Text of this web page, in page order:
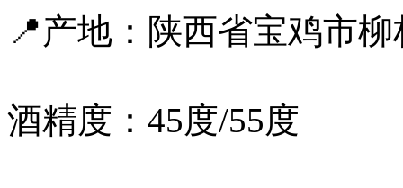
📍产地：陕西省宝鸡市柳
酒精度：45度/55度